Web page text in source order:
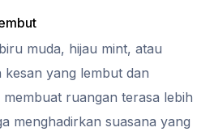
muda, hijau mint, atau
yang lembut dan
ruangan terasa lebih
menghadirkan suasana yang